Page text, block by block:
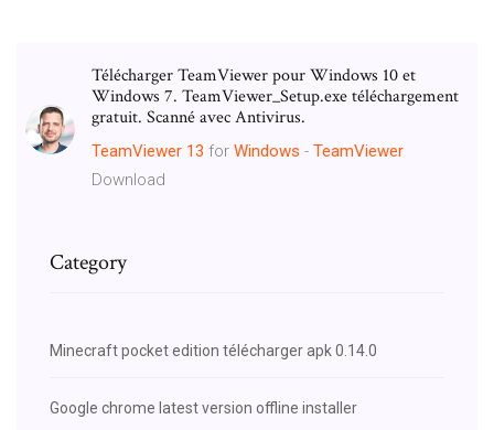
Télécharger TeamViewer pour Windows 10 et
Windows 7. TeamViewer_Setup.exe téléchargement
gratuit. Scanné avec Antivirus.
TeamViewer 13 for Windows - TeamViewer
Download
Category
Minecraft pocket edition télécharger apk 0.14.0
Google chrome latest version offline installer